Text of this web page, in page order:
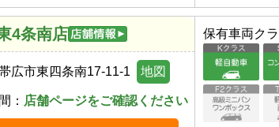
4条南店
広市東四条南17-11-1 地図
： 店舗ページをご確認ください
保有車両ク